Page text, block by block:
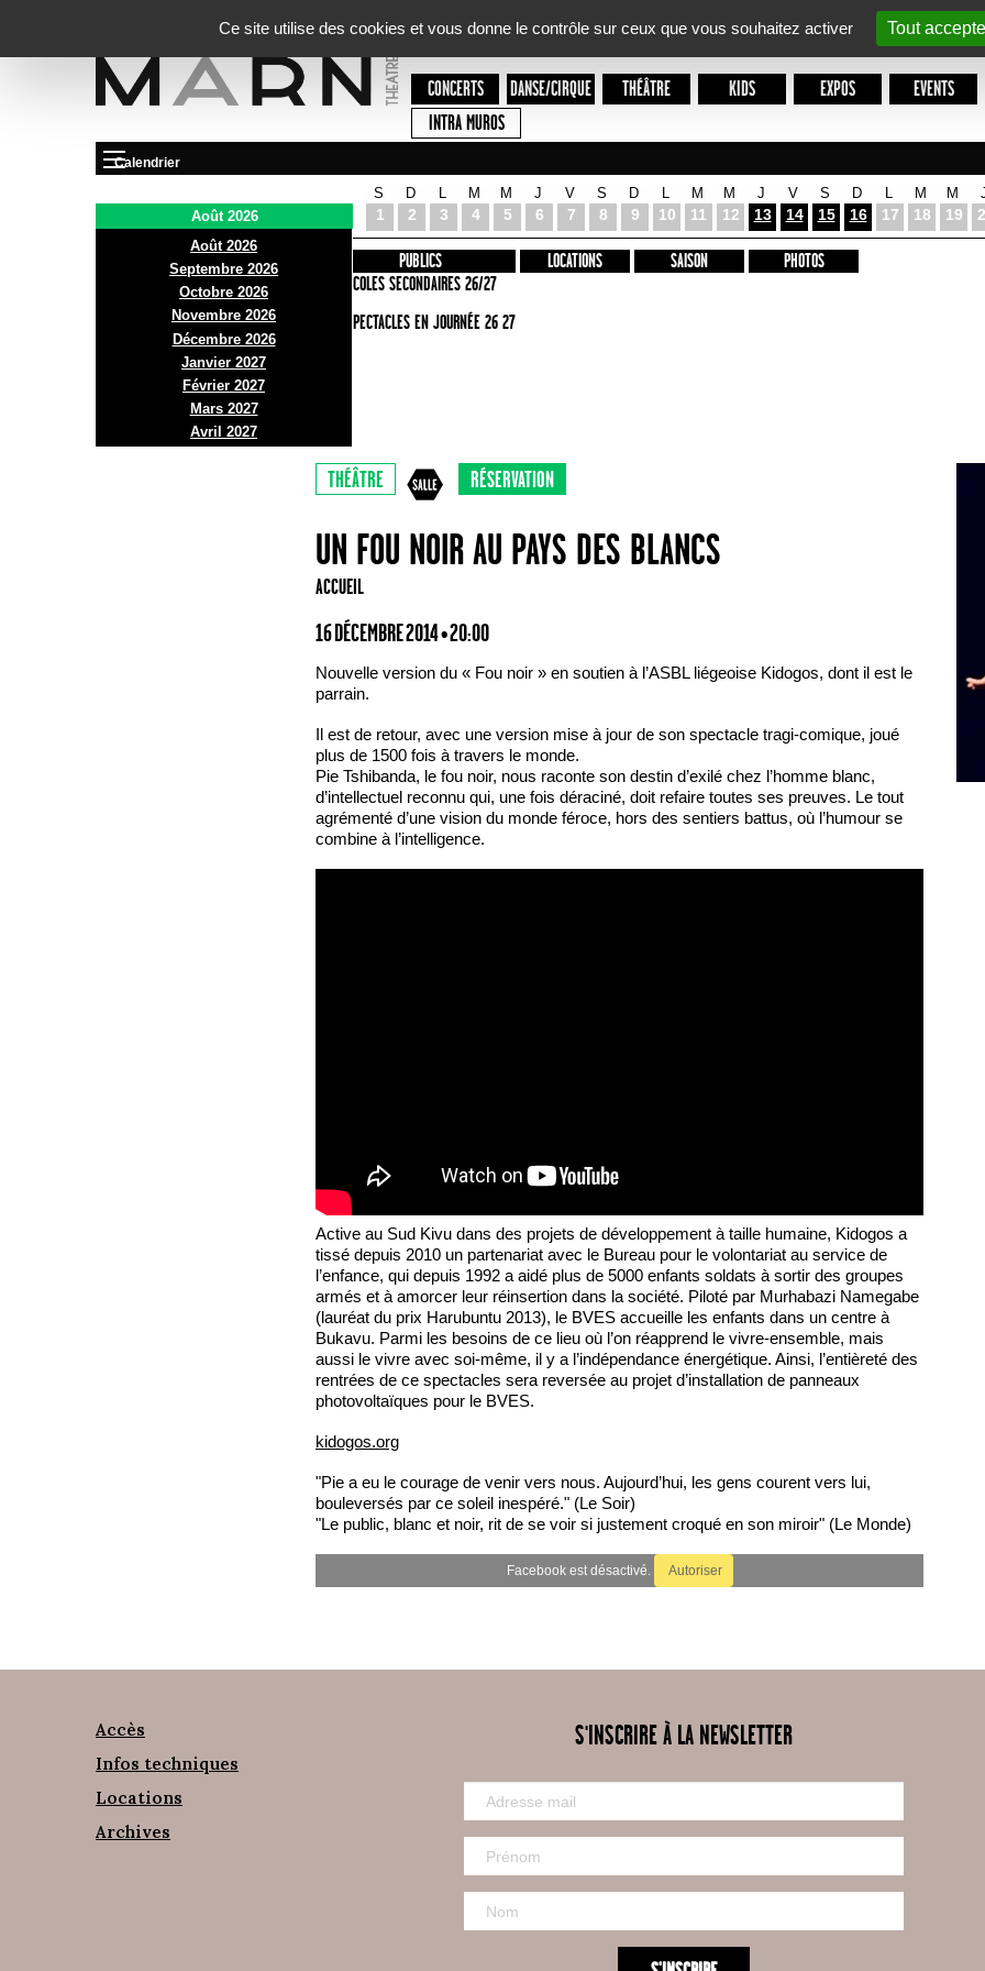
Ce site utilise des cookies et vous donne le contrôle sur ceux que vous souhaitez activer
Tout
CONCERTS DANSE/CIRQUE THÉÂTRE KIDS EXPOS
EVENTS
INTRA MUROS
Calendrier
Août 2026
Août 2026
Septembre 2026
Octobre 2026
Novembre 2026
Décembre 2026
Janvier 2027
Février 2027
Mars 2027
Avril 2027
S
1
D
2 3
M
4
M
5
J
6
V
7
S
8
D
9 10
M
11
M
12
J
13
V
14
S
15
D
16 17
M
18
M
19
PRÉSENTATION
INFOS PRATIQUES
ACCES
BAR ET BISTRO
BILLETTERIE
PUBLICS
ECOLES SECONDAIRES 26/27
SPECTACLES EN JOURNÉE 26 27
LOCATIONS SAISON PHOTOS
THÉÂTRE RÉSERVATION
UN FOU NOIR AU PAYS DES BLANCS
ACCUEIL
16 DÉCEMBRE 2014 • 20:00
Nouvelle version du « Fou noir » en soutien à l’ASBL liégeoise Kidogos, dont il est le
parrain.
Il est de retour, avec une version mise à jour de son spectacle tragi-comique, joué
plus de 1500 fois à travers le monde.
Pie Tshibanda, le fou noir, nous raconte son destin d’exilé chez l’homme blanc,
d’intellectuel reconnu qui, une fois déraciné, doit refaire toutes ses preuves. Le tout
agrémenté d’une vision du monde féroce, hors des sentiers battus, où l’humour se
combine à l’intelligence.
Active au Sud Kivu dans des projets de développement à taille humaine, Kidogos a
tissé depuis 2010 un partenariat avec le Bureau pour le volontariat au service de
l’enfance, qui depuis 1992 a aidé plus de 5000 enfants soldats à sortir des groupes
armés et à amorcer leur réinsertion dans la société. Piloté par Murhabazi Namegabe
(lauréat du prix Harubuntu 2013), le BVES accueille les enfants dans un centre à
Bukavu. Parmi les besoins de ce lieu où l’on réapprend le vivre-ensemble, mais
aussi le vivre avec soi-même, il y a l’indépendance énergétique. Ainsi, l’entièreté des
rentrées de ce spectacles sera reversée au projet d’installation de panneaux
photovoltaïques pour le BVES.
kidogos.org
"Pie a eu le courage de venir vers nous. Aujourd’hui, les gens courent vers lui,
bouleversés par ce soleil inespéré." (Le Soir)
"Le public, blanc et noir, rit de se voir si justement croqué en son miroir" (Le Monde)
Facebook est désactivé. Autoriser
Accès
Infos techniques
Locations
Archives
S'INSCRIRE À LA NEWSLETTER